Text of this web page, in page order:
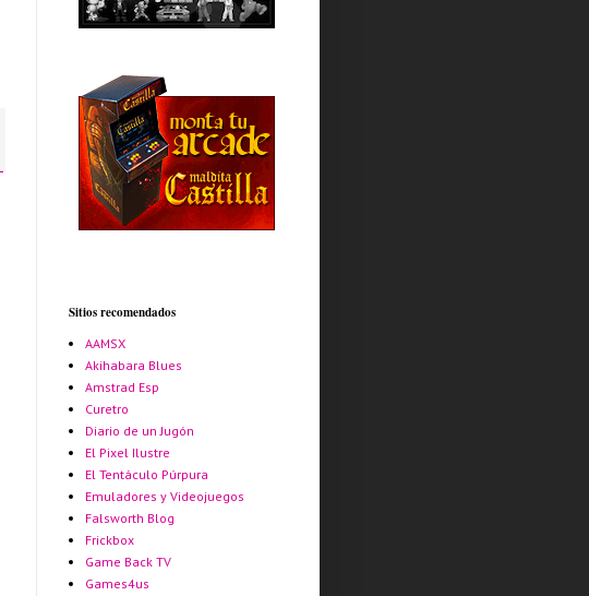
Sitios recomendados
AAMSX
Akihabara Blues
Amstrad Esp
Curetro
Diario de un Jugón
El Pixel Ilustre
El Tentáculo Púrpura
Emuladores y Videojuegos
Falsworth Blog
Frickbox
Game Back TV
Games4us